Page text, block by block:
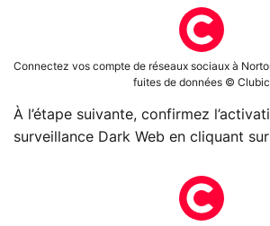
Connectez vos compte de réseaux sociaux à
fuites de données © Clubic
À l’étape suivante, confirmez
surveillance Dark Web en cliquant sur